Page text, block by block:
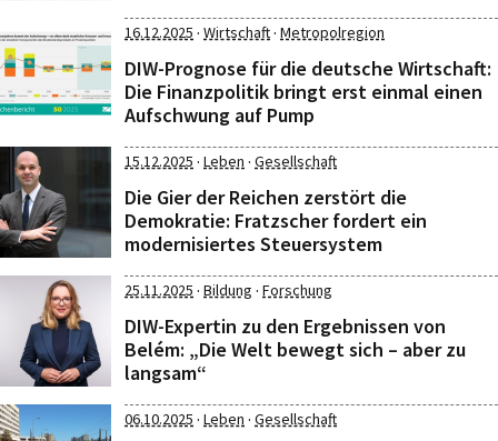
16.12.2025 · Wirtschaft· Metropolregion
DIW-Prognose für die deutsche Wirtschaft:
Die Finanzpolitik bringt erst einmal einen
Aufschwung auf Pump
15.12.2025 · Leben · Gesellschaft
Die Gier der Reichen zerstört die
Demokratie: Fratzscher fordert ein
modernisiertes Steuersystem
25.11.2025 · Bildung · Forschung
DIW-Expertin zu den Ergebnissen von
Belém: „Die Welt bewegt sich – aber zu
langsam“
06.10.2025 · Leben · Gesellschaft